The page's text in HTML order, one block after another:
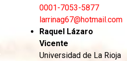
0001-7053-5877
larrinag67@hotmail.com
Raquel Lázaro
Vicente
Universidad de La Rioja